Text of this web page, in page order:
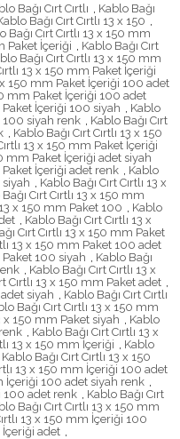
Bağı Cırt Cırtlı
Kablo Bağı
Bağı Cırt Cırtlı 13 x 150
Bağı Cırt Cırtlı 13 x 150 mm
Paket İçeriği
Kablo Bağı Cırt
Bağı Cırt Cırtlı 13 x 150 mm
13 x 150 mm Paket İçeriği
x 150 mm Paket İçeriği 100 adet
mm Paket İçeriği 100 adet
Paket İçeriği 100 siyah
Kablo
100 siyah renk
Kablo Bağı Cırt
Kablo Bağı Cırt Cırtlı 13 x 150
13 x 150 mm Paket İçeriği
mm Paket İçeriği adet siyah
Paket İçeriği adet renk
Kablo
siyah
Kablo Bağı Cırt Cırtlı 13 x
Cırt Cırtlı 13 x 150 mm
13 x 150 mm Paket 100
Kablo
Kablo Bağı Cırt Cırtlı 13 x
Cırt Cırtlı 13 x 150 mm Paket
13 x 150 mm Paket 100 adet
Paket 100 siyah
Kablo Bağı
Kablo Bağı Cırt Cırtlı 13 x
Cırtlı 13 x 150 mm Paket adet
adet siyah
Kablo Bağı Cırt Cırtlı
Bağı Cırt Cırtlı 13 x 150 mm
x 150 mm Paket siyah
Kablo
Kablo Bağı Cırt Cırtlı 13 x
13 x 150 mm İçeriği
Kablo
Kablo Bağı Cırt Cırtlı 13 x 150
13 x 150 mm İçeriği 100 adet
İçeriği 100 adet siyah renk
100 adet renk
Kablo Bağı Cırt
Bağı Cırt Cırtlı 13 x 150 mm
13 x 150 mm İçeriği 100
İçeriği adet